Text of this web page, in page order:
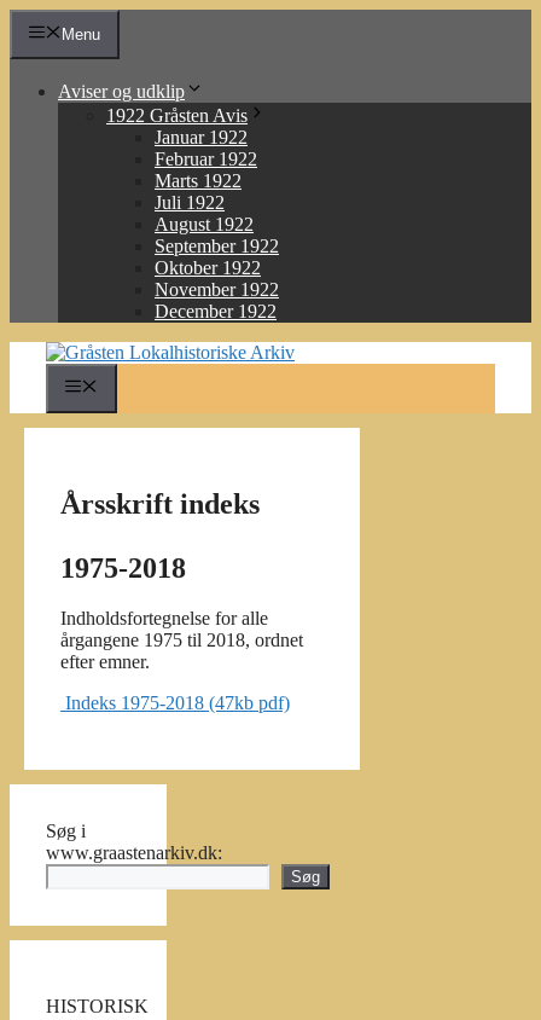
Hop
indhold
Menu
Aviser og udklip
1922 Gråsten Avis
Januar 1922
Februar 1922
Marts 1922
Juli 1922
August 1922
September 1922
Oktober 1922
November 1922
December 1922
Årsskrift indeks
1975-2018
Indholdsfortegnelse for alle
årgangene 1975 til 2018, ordnet
efter emner.
Indeks 1975-2018 (47kb pdf)
Søg i
www.graastenarkiv.dk:
Søg
HISTORISK